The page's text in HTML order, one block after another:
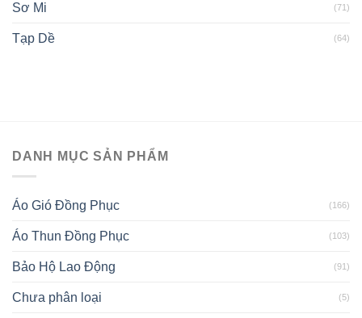
Sơ Mi (71)
Tạp Dề (64)
DANH MỤC SẢN PHẨM
Áo Gió Đồng Phục (166)
Áo Thun Đồng Phục (103)
Bảo Hộ Lao Động (91)
Chưa phân loại (5)